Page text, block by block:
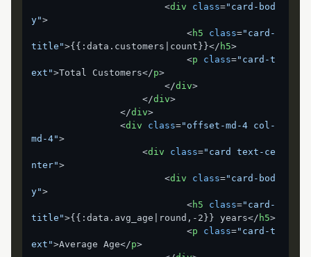
<div class="card-bod
y">
<h5 class="card-
title">{{:data.customers|count}}</ h5>
<p class="card-t
ext">Total Customers</p>
</div>
</div>
</div>
<div class="offset-md-4 col-
md-4">
<div class="card text-ce
nter">
<div class="card-bod
y">
<h5 class="card-
title">{{:data.avg_age|round,-2}} years</ h5>
<p class="card-t
ext">Average Age</p>